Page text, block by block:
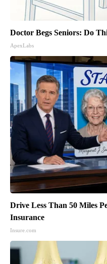
Doctor Begs Seniors: Do
ApexLabs
Drive Less Than 50 Miles
Insurance
Insure.com